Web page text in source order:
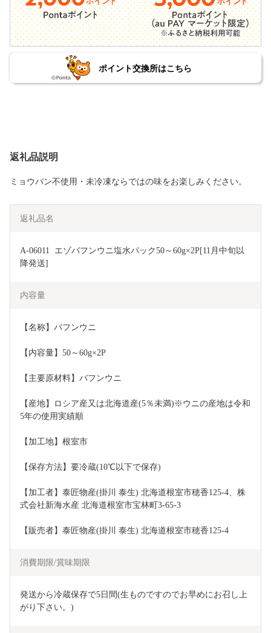
ポイント交換所はこちら
返礼品説明
ミョウバン不使用・未冷凍ならではの味をお楽しみください。
返礼品名
A-06011  エゾバフンウニ塩水パック50～60g×2P[11月中旬以
降発送]
内容量
【名称】バフンウニ
【内容量】50～60g×2P
【主要原材料】バフンウニ
【産地】ロシア産又は北海道産(5％未満)※ウニの産地は令和
5年の使用実績順
【加工地】根室市
【保存方法】要冷蔵(10℃以下で保存)
【加工者】泰匠物産(掛川 泰生) 北海道根室市穂香125-4、株
式会社新海水産 北海道根室市宝林町3-65-3
【販売者】泰匠物産(掛川 泰生) 北海道根室市穂香125-4
消費期限/賞味期限
発送から冷蔵保存で5日間(生ものですのでお早めにお召し上
がり下さい。)